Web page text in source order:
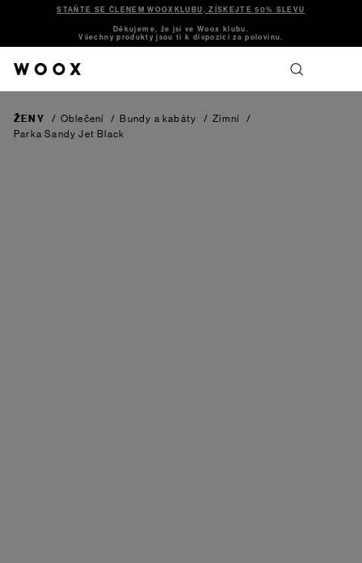
STAŇTE SE ČLENEM WOOXKLUBU, ZÍSKEJTE 50% SLEVU
Děkujeme, že jsi ve Woox klubu.
Všechny produkty jsou ti k dispozici za polovinu.
ŽENY / Oblečení / Bundy a kabáty / Zimní
/
Parka SandyJet Black